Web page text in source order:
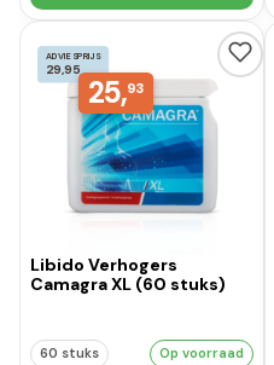
ADVIESPRIJS
29,95
25,93
Libido Verhogers
Camagra XL (60 stuks)
60 stuks Op voorraad